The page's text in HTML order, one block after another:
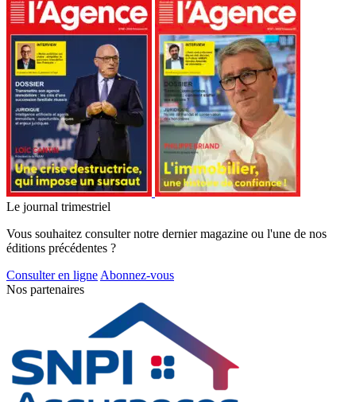
Le journal trimestriel
Vous souhaitez consulter notre dernier magazine ou l'une de nos
éditions précédentes ?
Consulter en ligne Abonnez-vous
Nos partenaires